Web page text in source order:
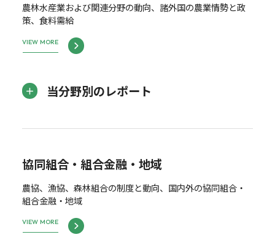
農林水産業および関連分野の動向、諸外国の農業情勢と政
策、食料需給
VIEW MORE
当分野別のレポート
協同組合・組合金融・地域
農協、漁協、森林組合の制度と動向、国内外の協同組合・
組合金融・地域
VIEW MORE